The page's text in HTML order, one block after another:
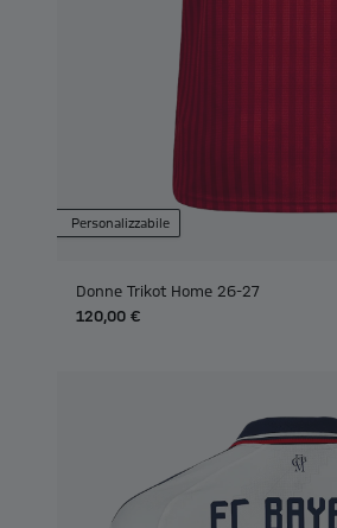
Personalizzabile
Donne Trikot Home 26-27
120,00 €